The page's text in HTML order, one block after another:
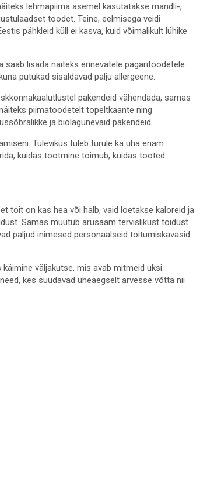
lehmapiima asemel kasutatakse mandli-,
toodet. Teine, eelmisega veidi
pähkleid küll ei kasva, kuid võimalikult lühike
lisada näiteks erinevatele pagaritoodetele.
putukad sisaldavad palju allergeene.
pakendeid vähendada, samas
piimatoodetelt topeltkaante ning
ja biolagunevaid pakendeid.
Tulevikus tuleb turule ka üha enam
kuidas tootmine toimub, kuidas tooted
toit on kas hea või halb, vaid loetakse kaloreid ja
Samas muutub arusaam tervislikust toidust
paljud inimesed personaalseid toitumiskavasid
väljakutse, mis avab mitmeid uksi.
kes suudavad üheaegselt arvesse võtta nii